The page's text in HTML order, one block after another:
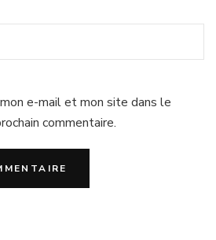
e-mail et mon site dans le
commentaire.